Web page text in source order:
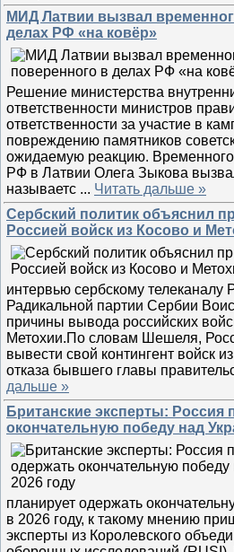
МИД Латвии вызвал
делах РФ «на ковёр»
Решение министерства
ответственности министров
ответственности за участие в
повреждению памятников
ожидаемую реакцию.
РФ в Латвии Олега Зыкова
называетс ... Читать дальше »
Сербский политик объяснил
Россией войск из Косово и
интервью сербскому телеканалу
Радикальной партии Сербии
причины вывода российских
Метохии.По словам Шешеля,
вывести свой контингент войск
отказа бывшего главы
дальше »
Британские эксперты: Россия
окончательную победу над
планирует одержать
в 2026 году, к такому мнению
эксперты из Королевского